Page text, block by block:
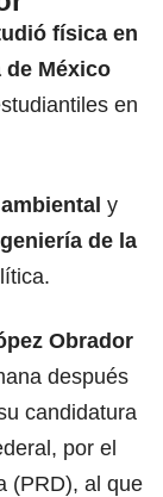
física en
de México
en
y
de la
Obrador
después
candidatura
por el
(PRD), al que